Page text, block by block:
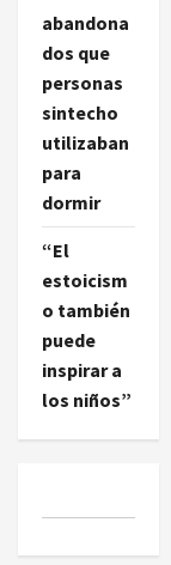
abandona
dos que
personas
sintecho
utilizaban
para
dormir
“El
estoicism
o también
puede
inspirar a
los niños”